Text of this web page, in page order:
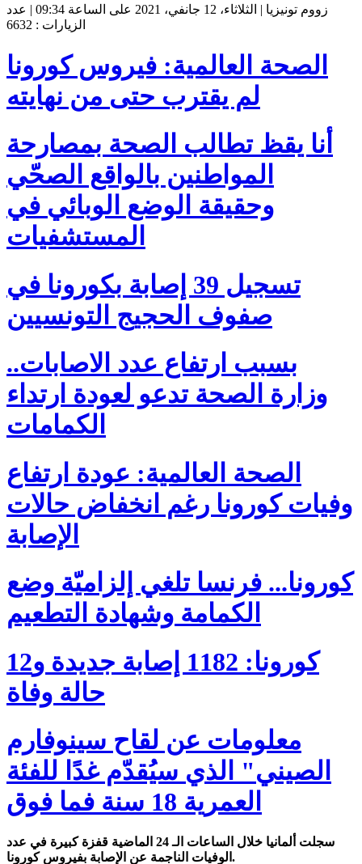
زووم تونيزيا | الثلاثاء، 12 جانفي، 2021 على الساعة 09:34 | عدد
الزيارات : 6632
الصحة العالمية: فيروس كورونا
لم يقترب حتى من نهايته
أنا يقظ تطالب الصحة بمصارحة
المواطنين بالواقع الصحّي
وحقيقة الوضع الوبائي في
المستشفيات
تسجيل 39 إصابة بكورونا في
صفوف الحجيج التونسيين
بسبب ارتفاع عدد الاصابات..
وزارة الصحة تدعو لعودة ارتداء
الكمامات
الصحة العالمية: عودة ارتفاع
وفيات كورونا رغم انخفاض حالات
الإصابة
كورونا... فرنسا تلغي إلزاميّة وضع
الكمامة وشهادة التطعيم
كورونا: 1182 إصابة جديدة و12
حالة وفاة
معلومات عن لقاح سينوفارم
الصيني" الذي سيُقدّم غدًا للفئة
العمرية 18 سنة فما فوق
سجلت ألمانيا خلال الساعات الـ 24 الماضية قفزة كبيرة في عدد
الوفيات الناجمة عن الإصابة بفيروس كورونا.